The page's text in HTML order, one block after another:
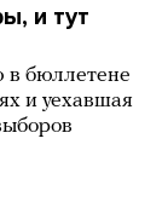
и тут
в бюллетене
и уехавшая